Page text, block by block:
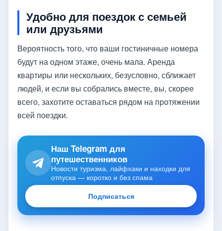
Удобно для поездок с семьей
или друзьями
Вероятность того, что ваши гостиничные номера
будут на одном этаже, очень мала. Аренда
квартиры или нескольких, безусловно, сближает
людей, и если вы собрались вместе, вы, скорее
всего, захотите оставаться рядом на протяжении
всей поездки.
Наш Telegram для
путешественников
Новости туризма, лайфхаки и находки для
отпуска — коротко и без спама
Подписаться